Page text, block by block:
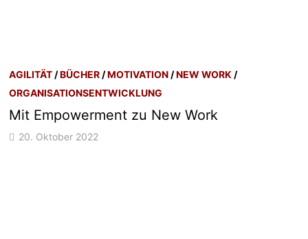
AGILITÄT /BÜCHER /MOTIVATION /NEW WORK /
ORGANISATIONSENTWICKLUNG
Mit Empowerment zu New Work
20. Oktober 2022